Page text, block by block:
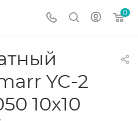
0
YC-2
10х10